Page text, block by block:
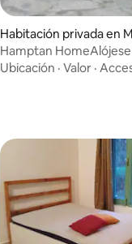
Habitación privada en
Hamptan HomeAlójese
Manali.
Ubicación · Valor ·